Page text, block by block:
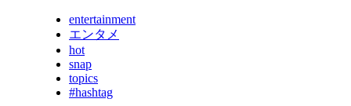
entertainment
エンタメ
hot
snap
topics
#hashtag